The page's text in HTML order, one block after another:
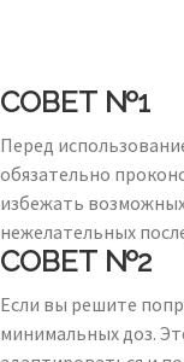
СОВЕТ №1
Перед
обязательно
избежать
нежелательных
СОВЕТ №2
Если вы решите
минимальных доз.